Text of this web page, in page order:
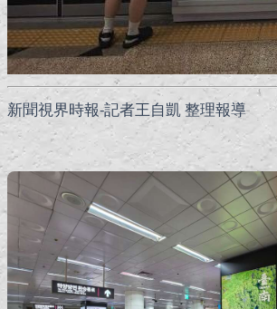
新聞視界時報-記者王自凱 整理報導